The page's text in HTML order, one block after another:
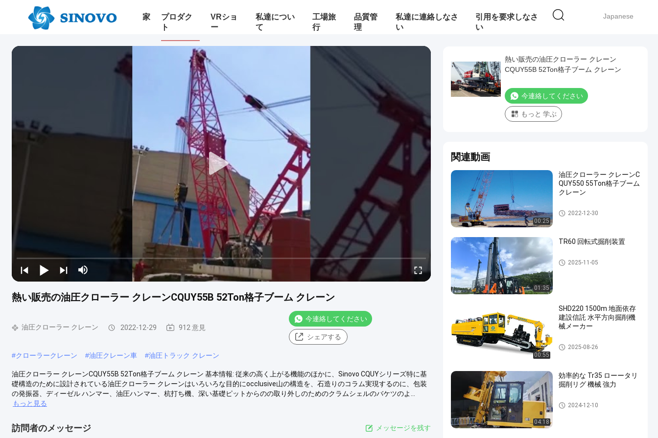
Japanese
家
プロダク
ト
VRショ
ー
私達につい
て
工場旅
行
品質管
理
私達に連絡しなさ
い
引用を要求しなさ
い
熱い販売の油圧クローラー クレーンCQUY55B 52Ton格子ブーム クレーン
油圧クローラー クレーン 2022-12-29 912 意見
今連絡してください
シェアする
#クローラークレーン #油圧クレーン車 #油圧トラック クレーン
油圧クローラー クレーンCQUY55B 52Ton格子ブーム クレーン 基本情報: 従来の高く上がる機能のほかに、Sinovo CQUYシリーズ特に基
礎構造のために設計されている油圧クローラー クレーンはいろいろな目的にocclusive山の構造を、石造りのコラム実現するのに、包装
の発振器、ディーゼル ハンマー、油圧ハンマー、杭打ち機、深い基礎ピットからのの取り外しのためのクラムシェルのバケツのよ...
もっと見る
訪問者のメッセージ メッセージを残す
熱い販売の油圧クローラー クレーン
CQUY55B 52Ton格子ブーム クレーン
今連絡してください
もっと 学ぶ
関連動画
00:25
油圧クローラー クレーンC
QUY550 55Ton格子ブーム
クレーン
油圧クローラー クレーン
2022-12-30
01:35
TR60 回転式掘削装置
ロータリー掘削装置
2025-11-05
00:55
SHD220 1500m 地面依存
建設信託 水平方向掘削機
械メーカー
水平方向掘削リグ
2025-08-26
04:18
効率的な Tr35 ローータリ
掘削リグ 機械 強力
ロータリー掘削装置
2024-12-10